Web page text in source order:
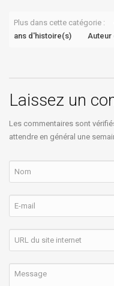
Plus dans cette catégorie :
ans d'histoire(s)
Auteur
Laissez un
Les commentaires sont
attendre en général une